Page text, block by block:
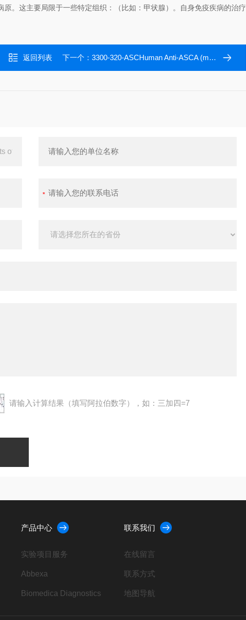
。这主要局限于一些特定组织：（比如：甲状腺）。自身免疫疾病的治疗
返回列表 下一个： 3300-320-ASCHuman Anti-ASCA (mannan from Saccharomyces cerevisiae) IgA/IgG ELISA kit
请输入计算结果（填写阿拉伯数字），如：三加四=7
产品中心
实验项目服务
Abbexa
Biomedica Diagnostics
联系我们
在线留言
联系方式
地图导航